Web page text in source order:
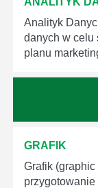
Analityk
danych w celu
planu
GRAFIK
Grafik